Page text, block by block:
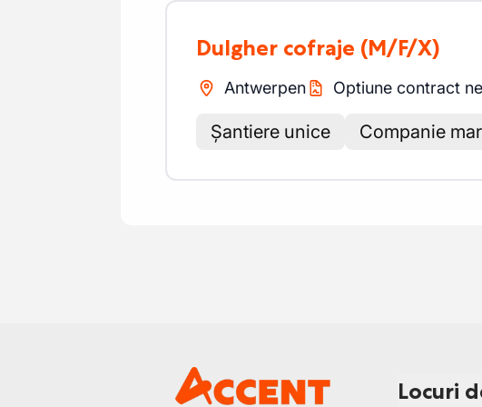
Dulgher cofraje (M/F/X)
Antwerpen Optiune contract
Șantiere unice Companie
Locuri